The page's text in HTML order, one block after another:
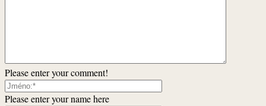
Please enter your comment!
Please enter your name here